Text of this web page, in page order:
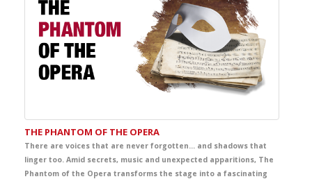
THE PHANTOM OF THE OPERA
There are voices that are never forgotten… and shadows that
linger too. Amid secrets, music and unexpected apparitions, The
Phantom of the Opera transforms the stage into a fascinating